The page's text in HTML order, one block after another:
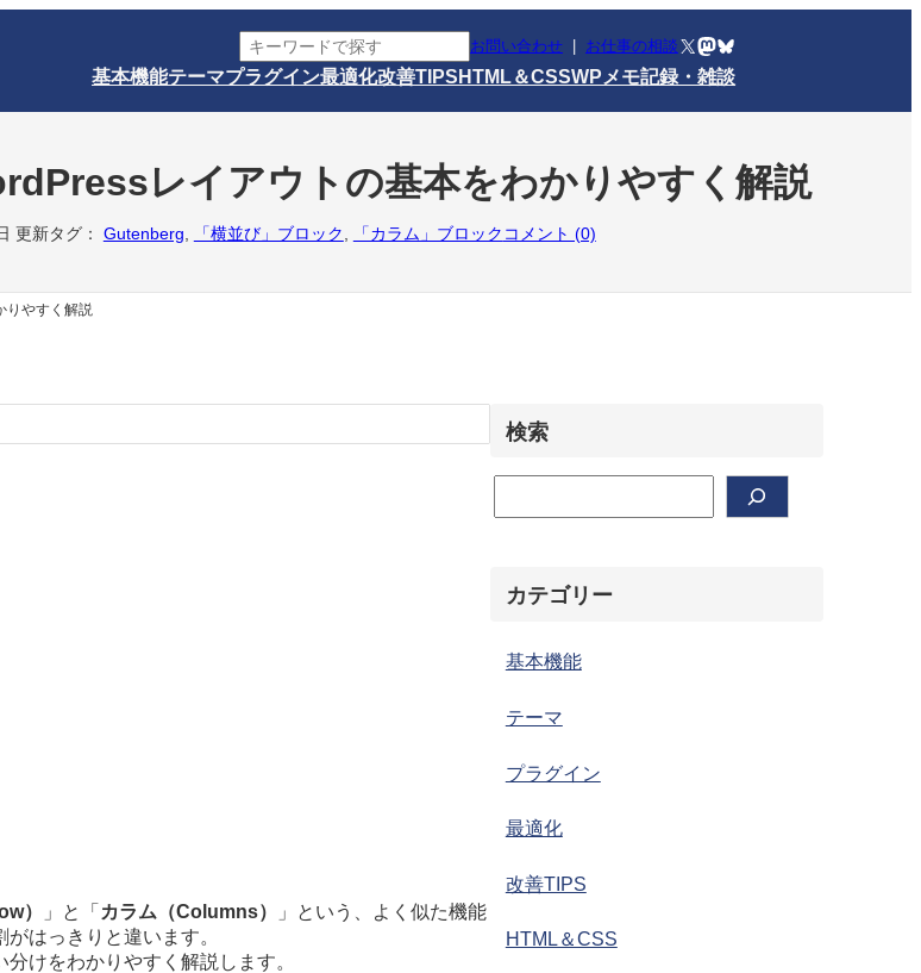
検
索
お問い合わせ | お仕事の相談 X Mastodon
Bluesky
基本機能テーマプラグイン最適化改善TIPS HTML＆CSSWPメモ記録・雑談
レイアウトの基本をわかりやすく解説
更新タグ： Gutenberg, 「横並び」ブロック, 「カラム」ブロック コメント (0)
りやすく解説
） 」と「 カラム（Columns）
」という、よく似た機能
はっきりと違います。
けをわかりやすく解説します。
検索
検
カテゴリー
基本機能
テーマ
プラグイン
最適化
改善TIPS
HTML＆CSS